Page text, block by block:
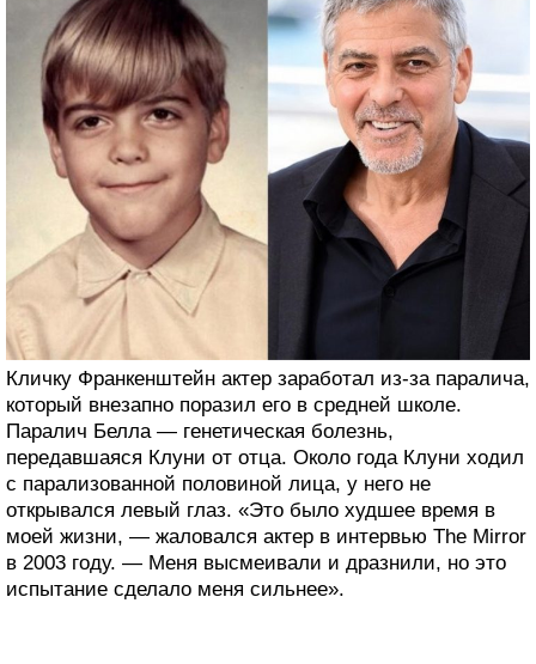
Кличку Франкенштейн актер заработал из-за паралича,
который внезапно поразил его в средней школе.
Паралич Белла — генетическая болезнь,
передавшаяся Клуни от отца. Около года Клуни ходил
с парализованной половиной лица, у него не
открывался левый глаз. «Это было худшее время в
моей жизни, — жаловался актер в интервью The Mirror
в 2003 году. — Меня высмеивали и дразнили, но это
испытание сделало меня сильнее».